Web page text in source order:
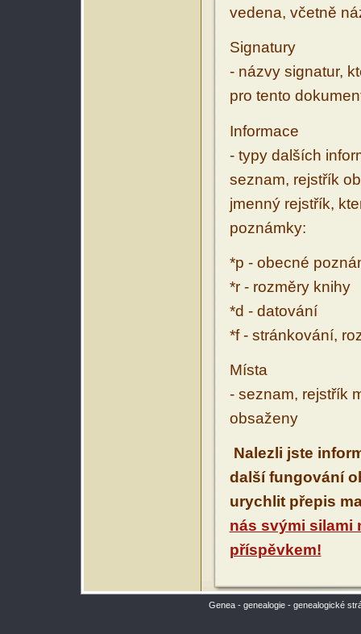
vedena, včetně
Signatury
- názvy signatur,
pro tento
Informace
- typy dalších
seznam, rejstřík
jmenný rejstřík,
poznámky:
*p - obecné
*r - rozměry knihy
*d - datování
*f - stránkování,
Místa
- seznam, rejstřík
obsaženy
Nalezli jste
další fungování
urychlit přepis
nás svými silami
příspěvkem!
Genea - genealogie - genealogické